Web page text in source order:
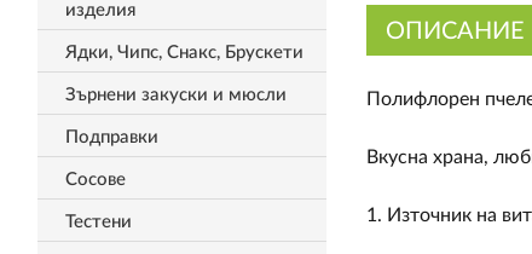
изделия
Ядки, Чипс, Снакс, Брускети
Зърнени закуски и мюсли
Подправки
Сосове
Тестени
ОПИСАНИЕ
Полифлорен
Вкусна храна,
1. Източник на